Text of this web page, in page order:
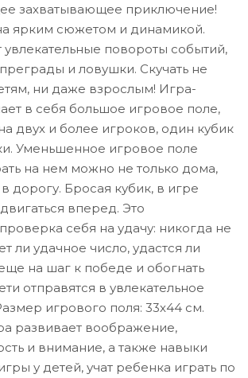
захватывающее приключение!
ярким сюжетом и динамикой.
увлекательные повороты событий,
и ловушки. Скучать не
ни даже взрослым! Игра-
в себя большое игровое поле,
двух и более игроков, один кубик
Уменьшенное игровое поле
на нем можно не только дома,
дорогу. Бросая кубик, в игре
вперед. Это
себя на удачу: никогда не
ли удачное число, удастся ли
на шаг к победе и обогнать
отправятся в увлекательное
игрового поля: 33х44 см.
развивает воображение,
и внимание, а также навыки
у детей, учат ребенка играть по